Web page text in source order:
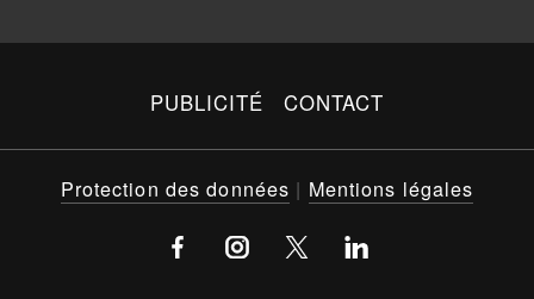
PUBLICITÉ CONTACT
Protection des données | Mentions légales